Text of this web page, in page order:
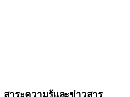
สาระความรู้และข่าวสาร